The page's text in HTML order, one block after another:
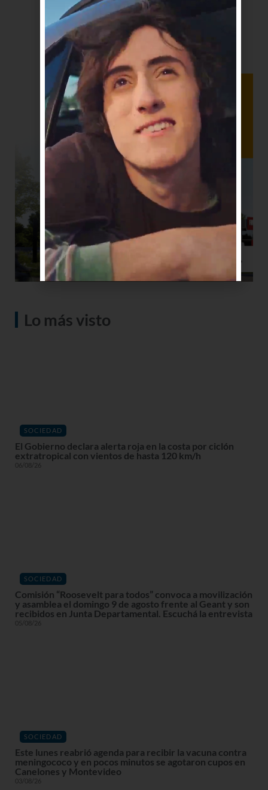
Lo más visto
SOCIEDAD
El Gobierno declara alerta roja en la costa por ciclón
extratropical con vientos de hasta 120 km/h
06/08/26
SOCIEDAD
Comisión “Roosevelt para todos” convoca a movilización
y asamblea el domingo 9 de agosto frente al Geant y son
recibidos en Junta Departamental. Escuchá la entrevista
05/08/26
SOCIEDAD
Este lunes reabrió agenda para recibir la vacuna contra
meningococo y en pocos minutos se agotaron cupos en
Canelones y Montevideo
03/08/26